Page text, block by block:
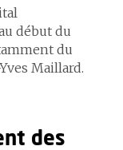
début du
du
Maillard.
des